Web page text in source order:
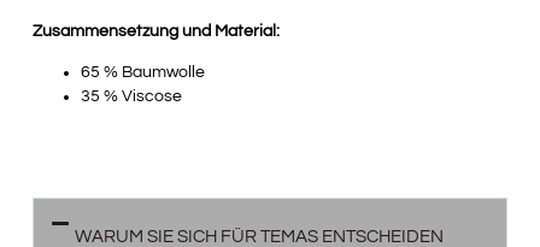
Zusammensetzung und Material:
65 % Baumwolle
35 % Viscose
WARUM SIE SICH FÜR TEMAS ENTSCHEIDEN